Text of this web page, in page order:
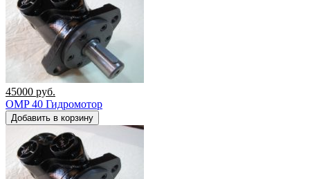
45000 руб.
OMP 40 Гидромотор
Добавить в корзину